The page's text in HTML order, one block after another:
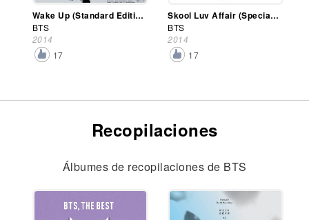
Wake Up (Standard Edition)
BTS
2014
17
Skool Luv Affair (Special Edition)
BTS
2014
17
Recopilaciones
Álbumes de recopilaciones de BTS